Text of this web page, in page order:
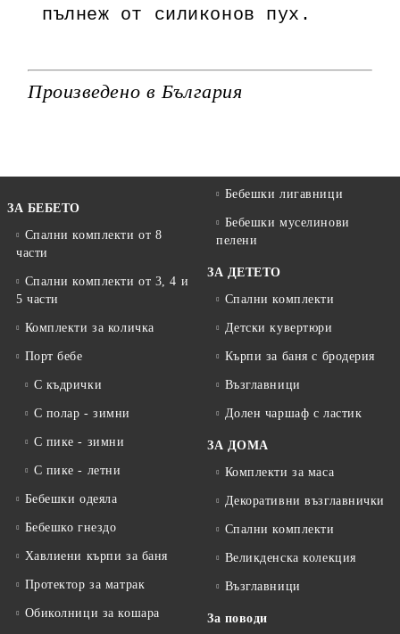
пълнеж от силиконов пух.
Произведено в България
ЗА БЕБЕТО
Спални комплекти от 8
части
Спални комплекти от 3, 4 и
5 части
Комплекти за количка
Порт бебе
С къдрички
С полар - зимни
С пике - зимни
С пике - летни
Бебешки одеяла
Бебешко гнездо
Хавлиени кърпи за баня
Протектор за матрак
Обиколници за кошара
Бебешки лигавници
Бебешки муселинови
пелени
ЗА ДЕТЕТО
Спални комплекти
Детски кувертюри
Кърпи за баня с бродерия
Възглавници
Долен чаршаф с ластик
ЗА ДОМА
Комплекти за маса
Декоративни възглавнички
Спални комплекти
Великденска колекция
Възглавници
За поводи